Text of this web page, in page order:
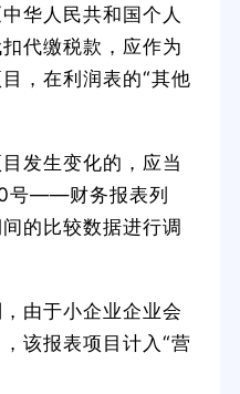
华人民共和国个人
代缴税款，应作为
，在利润表的“其他
发生变化的，应当
号——财务报表列
的比较数据进行调
由于小企业企业会
该报表项目计入“营